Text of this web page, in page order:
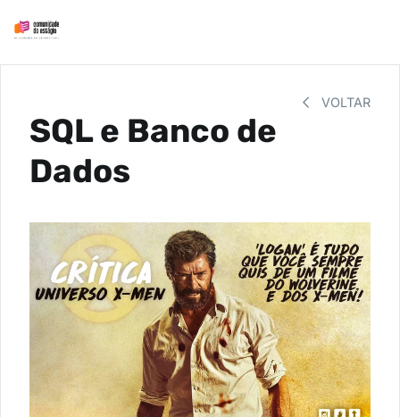
VOLTAR
SQL e Banco de
Dados